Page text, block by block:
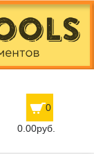
0
0.00руб.